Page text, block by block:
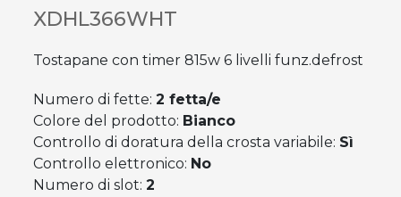
XDHL366WHT
Tostapane con timer 815w 6 livelli funz.defrost
Numero di fette:2 fetta/e
Colore del prodotto: Bianco
Controllo di doratura della crosta variabile: Sì
Controllo elettronico: No
Numero di slot:2